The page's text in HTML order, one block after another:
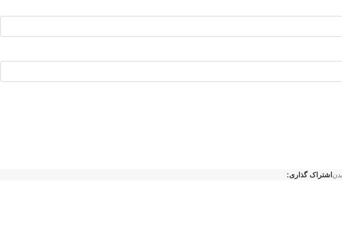
اشتراک گذاری: